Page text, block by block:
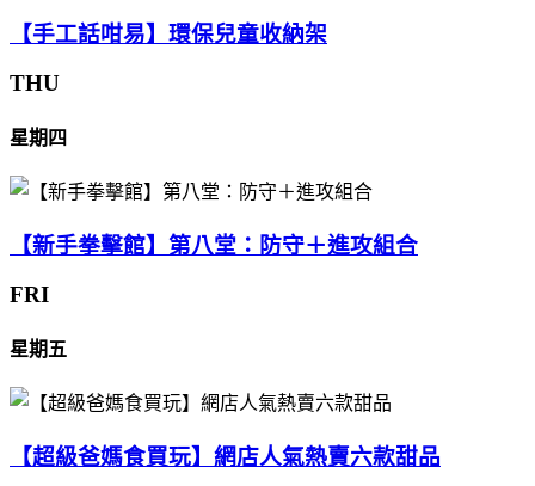
【手工話咁易】環保兒童收納架
THU
星期四
【新手拳擊館】第八堂：防守＋進攻組合
FRI
星期五
【超級爸媽食買玩】網店人氣熱賣六款甜品